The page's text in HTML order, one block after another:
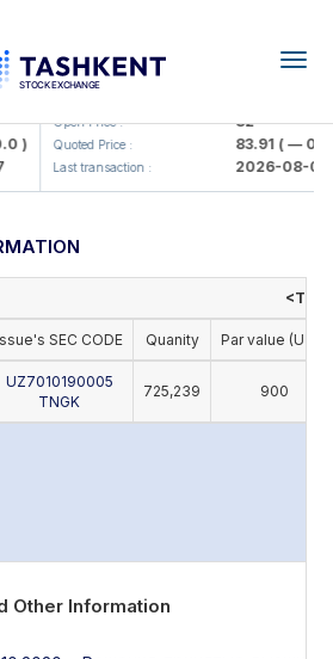
)
KFSK (<Kafolat sug'urta
Open Price : 82
Quoted Price : 83.91( — 0.0 )
Last transaction : 2026-08-07
SEC CODE Quanity Par value (UZS)
UZ7010190005
TNGK
725,239 900
Other Information